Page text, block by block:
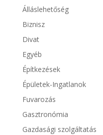
Álláslehetőség
Biznisz
Divat
Egyéb
Építkezések
Épületek-Ingatlanok
Fuvarozás
Gasztronómia
Gazdasági szolgáltatás